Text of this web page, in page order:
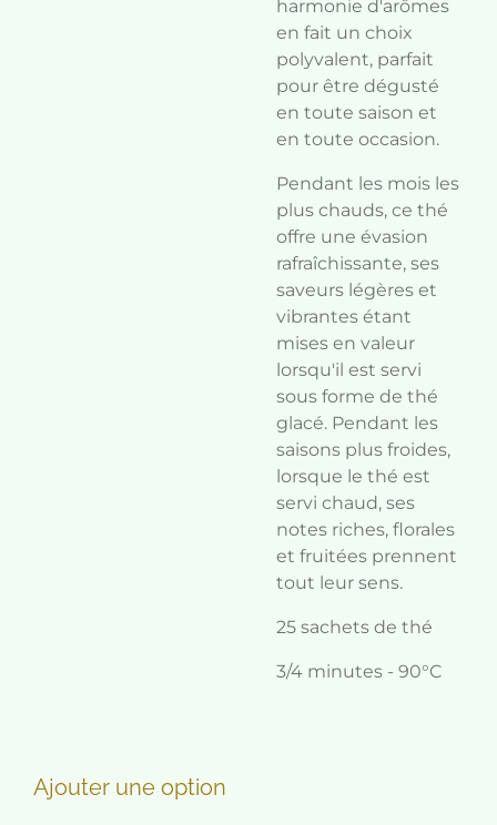
harmonie d'arômes
en fait un choix
polyvalent, parfait
pour être dégusté
en toute saison et
en toute occasion.
Pendant les mois les
plus chauds, ce thé
offre une évasion
rafraîchissante, ses
saveurs légères et
vibrantes étant
mises en valeur
lorsqu'il est servi
sous forme de thé
glacé. Pendant les
saisons plus froides,
lorsque le thé est
servi chaud, ses
notes riches, florales
et fruitées prennent
tout leur sens.
25 sachets de thé
3/4 minutes - 90°C
Ajouter une option